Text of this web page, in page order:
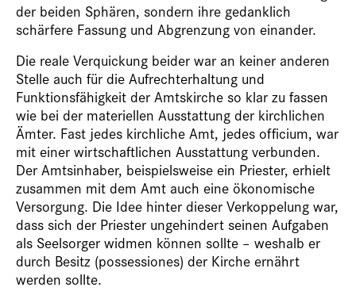
der beiden Sphären, sondern ihre gedanklich
schärfere Fassung und Abgrenzung von einander.
Die reale Verquickung beider war an keiner anderen
Stelle auch für die Aufrechterhaltung und
Funktionsfähigkeit der Amtskirche so klar zu fassen
wie bei der materiellen Ausstattung der kirchlichen
Ämter. Fast jedes kirchliche Amt, jedes officium, war
mit einer wirtschaftlichen Ausstattung verbunden.
Der Amtsinhaber, beispielsweise ein Priester, erhielt
zusammen mit dem Amt auch eine ökonomische
Versorgung. Die Idee hinter dieser Verkoppelung war,
dass sich der Priester ungehindert seinen Aufgaben
als Seelsorger widmen können sollte – weshalb er
durch Besitz (possessiones) der Kirche ernährt
werden sollte.